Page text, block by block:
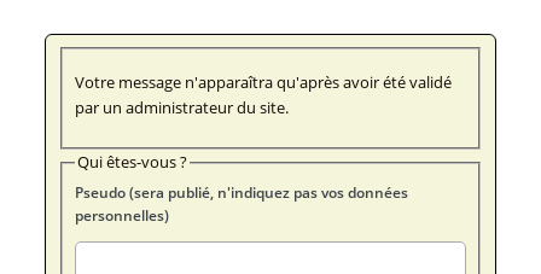
Votre message n'apparaîtra qu'après avoir été validé
par un administrateur du site.
Qui êtes-vous ?
Pseudo (sera publié, n'indiquez pas vos données
personnelles)